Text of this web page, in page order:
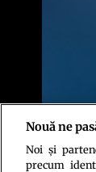
Sursa foto:
Nouă ne
Noi și
precum